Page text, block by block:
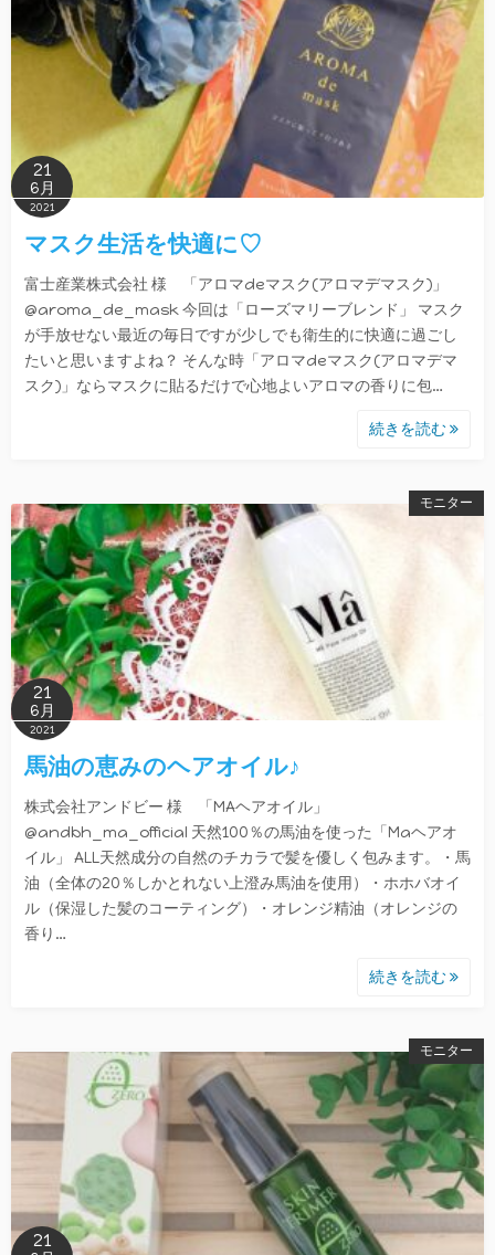
21
6月
2021
マスク生活を快適に♡
富士産業株式会社 様 「アロマdeマスク(アロマデマスク)」
@aroma_de_mask 今回は「ローズマリーブレンド」 マスク
が手放せない最近の毎日ですが少しでも衛生的に快適に過ごし
たいと思いますよね？ そんな時「アロマdeマスク(アロマデマ
スク)」ならマスクに貼るだけで心地よいアロマの香りに包…
続きを読む
モニター
21
6月
2021
馬油の恵みのヘアオイル♪
株式会社アンドビー 様 「MAヘアオイル」
@andbh_ma_official 天然100％の馬油を使った「Maヘアオ
イル」 ALL天然成分の自然のチカラで髪を優しく包みます。・馬
油（全体の20％しかとれない上澄み馬油を使用）・ホホバオイ
ル（保湿した髪のコーティング）・オレンジ精油（オレンジの
香り…
続きを読む
モニター
21